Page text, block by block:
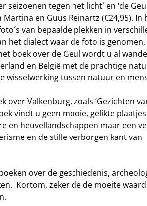
tegen het licht` en ‘de
en Guus Reinartz (€24,95). In
van bepaalde plekken in
het dialect waar de foto is
boek over de Geul wordt u al
en België met de prachtige
wisselwerking tussen natuur en
over Valkenburg, zoals ‘Gezichten
vindt u geen mooie, gelikte
en heuvellandschappen maar een
en de stille verborgen kant van
over de geschiedenis,
Kortom, zeker de de moeite